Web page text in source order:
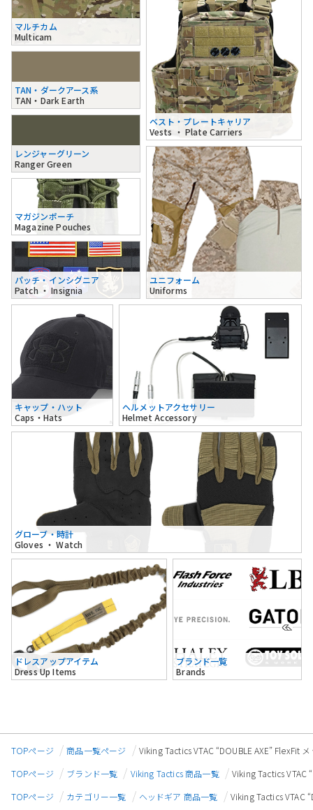
マルチカム
Multicam
TAN・ダークアース系
TAN・Dark Earth
レンジャーグリーン
Ranger Green
ベスト・プレートキャリア
Vests ・ Plate Carriers
マガジンポーチ
Magazine Pouches
パッチ・インシグニア
Patch ・ Insignia
ユニフォーム
Uniforms
キャップ・ハット
Caps・Hats
ヘルメットアクセサリー
Helmet Accessory
グローブ・時計
Gloves ・ Watch
ドレスアップアイテム
Dress Up Items
ブランド一覧
Brands
TOPページ 商品一覧ページ
Viking Tactics VTAC “DOUBLE AXE” FlexFit
TOPページ
ブランド一覧 Viking Tactics 商品一覧
Viking Tactics VTAC
TOPページ
カテゴリー一覧 ヘッドギア 商品一覧
Viking Tactics VTAC